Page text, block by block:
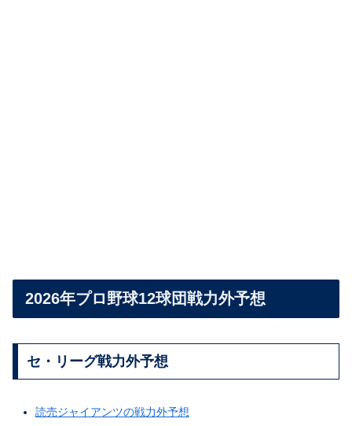
2026年プロ野球12球団戦力外予想
セ・リーグ戦力外予想
読売ジャイアンツの戦力外予想